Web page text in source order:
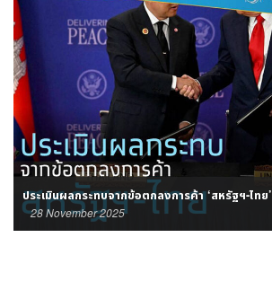
ประเมินผลกระทบจากข้อตกลงการค้า ‘สหรัฐฯ-ไทย’
28 November 2025